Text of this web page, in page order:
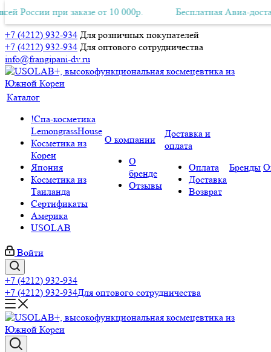
+7 (4212) 932-934 Для розничных покупателей
+7 (4212) 932-934 Для оптового сотрудничества
info@frangipani-dv.ru
Авиа-доставка по всей России при заказе от 10 000р.
при заказе от 10 000р. Бесплатная Авиа-доставка по
Каталог
!Спа-косметика
LemongrassHouse
Косметика из
Кореи
Япония
Косметика из
Таиланда
Сертификаты
Америка
USOLAB
О компании
О
бренде
Отзывы
Доставка и
оплата
Оплата
Доставка
Возврат
Бренды
Войти
+7 (4212) 932-934
+7 (4212) 932-934Для оптового сотрудничества